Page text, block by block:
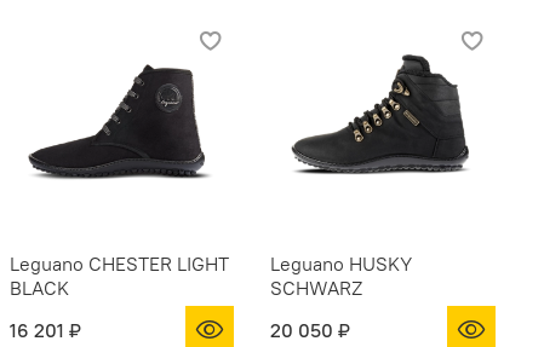
Leguano CHESTER LIGHT
BLACK
16 201 ₽
Leguano HUSKY
SCHWARZ
20 050 ₽